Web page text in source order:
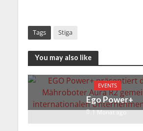
Tags Stiga
You may also like
EVENTS
Ego Power+
1 Monat ago